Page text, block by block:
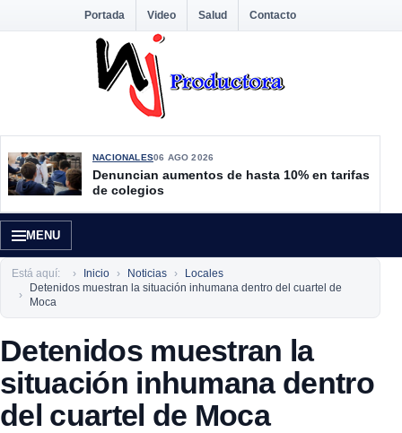
Portada Video Salud Contacto
NACIONALES06 AGO 2026
Denuncian aumentos de hasta 10% en tarifas
de colegios
MENU
Está aquí: Inicio Noticias
Locales
Detenidos muestran la situación inhumana dentro del cuartel de
Moca
Detenidos muestran la
situación inhumana dentro
del cuartel de Moca